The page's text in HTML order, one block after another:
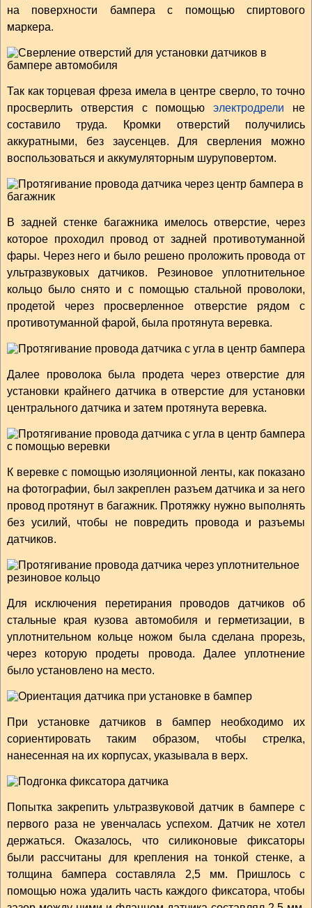
на поверхности бампера с помощью спиртового
маркера.
Так как торцевая фреза имела в центре сверло, то точно
просверлить отверстия с помощьюэлектродрели не
составило труда. Кромки отверстий получились
аккуратными, без заусенцев. Для сверления можно
воспользоваться и аккумуляторным шуруповертом.
В задней стенке багажника имелось отверстие, через
которое проходил провод от задней противотуманной
фары. Через него и было решено проложить провода от
ультразвуковых датчиков. Резиновое уплотнительное
кольцо было снято и с помощью стальной проволоки,
продетой через просверленное отверстие рядом с
противотуманной фарой, была протянута веревка.
Далее проволока была продета через отверстие для
установки крайнего датчика в отверстие для установки
центрального датчика и затем протянута веревка.
К веревке с помощью изоляционной ленты, как показано
на фотографии, был закреплен разъем датчика и за него
провод протянут в багажник. Протяжку нужно выполнять
без усилий, чтобы не повредить провода и разъемы
датчиков.
Для исключения перетирания проводов датчиков об
стальные края кузова автомобиля и герметизации, в
уплотнительном кольце ножом была сделана прорезь,
через которую продеты провода. Далее уплотнение
было установлено на место.
При установке датчиков в бампер необходимо их
сориентировать таким образом, чтобы стрелка,
нанесенная на их корпусах, указывала в верх.
Попытка закрепить ультразвуковой датчик в бампере с
первого раза не увенчалась успехом. Датчик не хотел
держаться. Оказалось, что силиконовые фиксаторы
были рассчитаны для крепления на тонкой стенке, а
толщина бампера составляла 2,5 мм. Пришлось с
помощью ножа удалить часть каждого фиксатора, чтобы